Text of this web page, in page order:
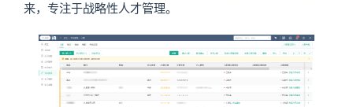
来，专注于战略性人才管理。